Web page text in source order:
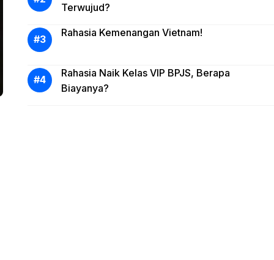
Terwujud?
Rahasia Kemenangan Vietnam!
Rahasia Naik Kelas VIP BPJS, Berapa
Biayanya?